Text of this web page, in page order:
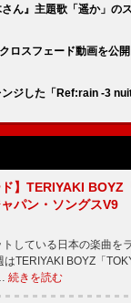
ん』主題歌「遥か」の
ロスフェード動画を公開
ジした「Ref:rain -3
ド】TERIYAKI
パン・ソングスV9
している日本の楽曲を
はTERIYAKI BOYZ「
続きを読む